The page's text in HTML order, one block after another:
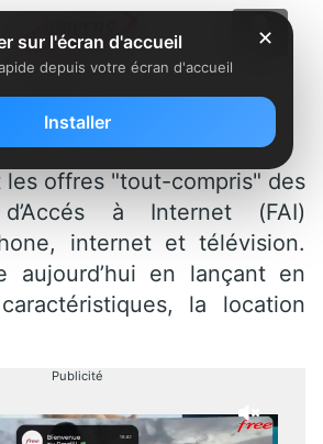
le MacBook
les offres "tout-compris" des
d’Accés à Internet (FAI)
internet et télévision.
aujourd’hui en lançant en
la location
Publicité
✕
sur l'écran d'accueil
depuis votre écran d'accueil
Installer